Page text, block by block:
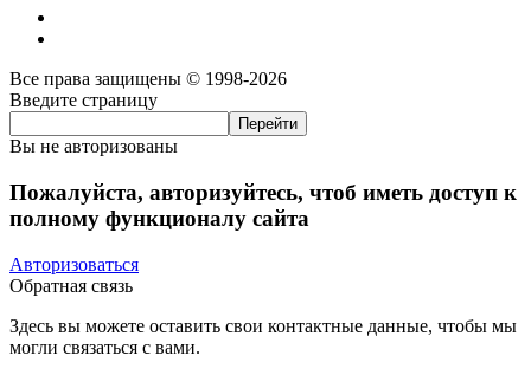
Все права защищены © 1998-2026
Введите страницу
Вы не авторизованы
Пожалуйста, авторизуйтесь, чтоб иметь доступ к
полному функционалу сайта
Авторизоваться
Обратная связь
Здесь вы можете оставить свои контактные данные, чтобы мы
могли связаться с вами.